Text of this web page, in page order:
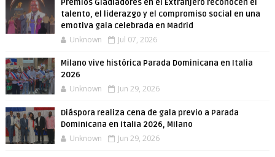
Premios Gladiadores en el Extranjero reconocen el
talento, el liderazgo y el compromiso social en una
emotiva gala celebrada en Madrid
Unknown Jul 07, 2026
Milano vive histórica Parada Dominicana en Italia
2026
Unknown Jun 29, 2026
Diáspora realiza cena de gala previo a Parada
Dominicana en Italia 2026, Milano
Unknown Jun 29, 2026